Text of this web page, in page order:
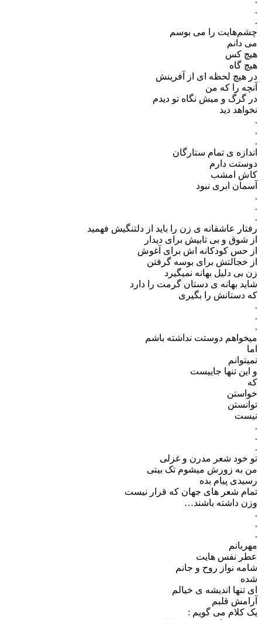
.
.
چشم‌هایت را می بوسم
می دانم
هیچ کس
هیچ گاه
در هیچ لحظه ای از آفرینش
آنچه را که من
در گرگ و میش نگاه تو دیدم
نخواهد دید
.
.
.
اندازه ی تمام ستارگان
دوستت دارم
کاش امشب
آسمان ابری نبود
.
.
.
رفتار عاشقانه ی زن را باید از دلتنگیش فهمید
از شوق و بی تابیش برای دیدار
از حس کودکانه اش برای آغوش
از خجالتش برای بوسه گرفتن
زن بی دلیل بهانه نمیگیرد
شاید بهانه ی دستان گرمت را دارد
که دستانش را بگیری
.
.
.
میخواهم دوستت نداشته باشم
اما
نمیتوانم
و این تنها جاییست
که
خواستن
توانستن
نیست
.
.
.
تو خود شعر مدرن و غزلی
من به زورش میشوم تک بیتی
رسیدی پیام بده
تمام شعر های جهان که قرار نیست
وزن داشته باشند…
.
.
.
مهربانم
عطر نفس هایت
شامه نواز روح و جانم
شده
ای تنها اندیشه ی خیالم
آرامش قلبم
یک کلام می گویم :